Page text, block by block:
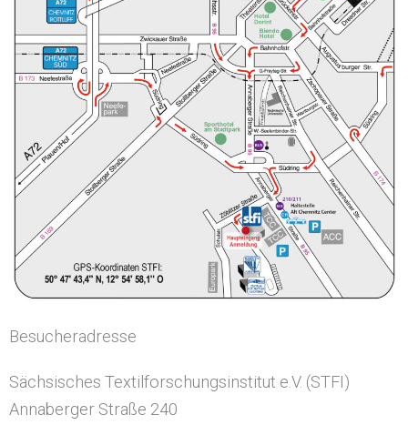
Besucheradresse
Sächsisches Textilforschungsinstitut e.V. (STFI)
Annaberger Straße 240